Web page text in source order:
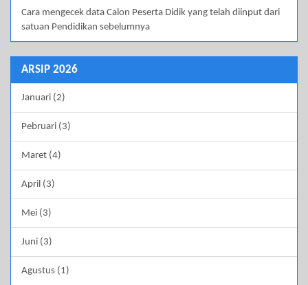
Cara mengecek data Calon Peserta Didik yang telah diinput dari
satuan Pendidikan sebelumnya
ARSIP 2026
Januari (2)
Pebruari (3)
Maret (4)
April (3)
Mei (3)
Juni (3)
Agustus (1)